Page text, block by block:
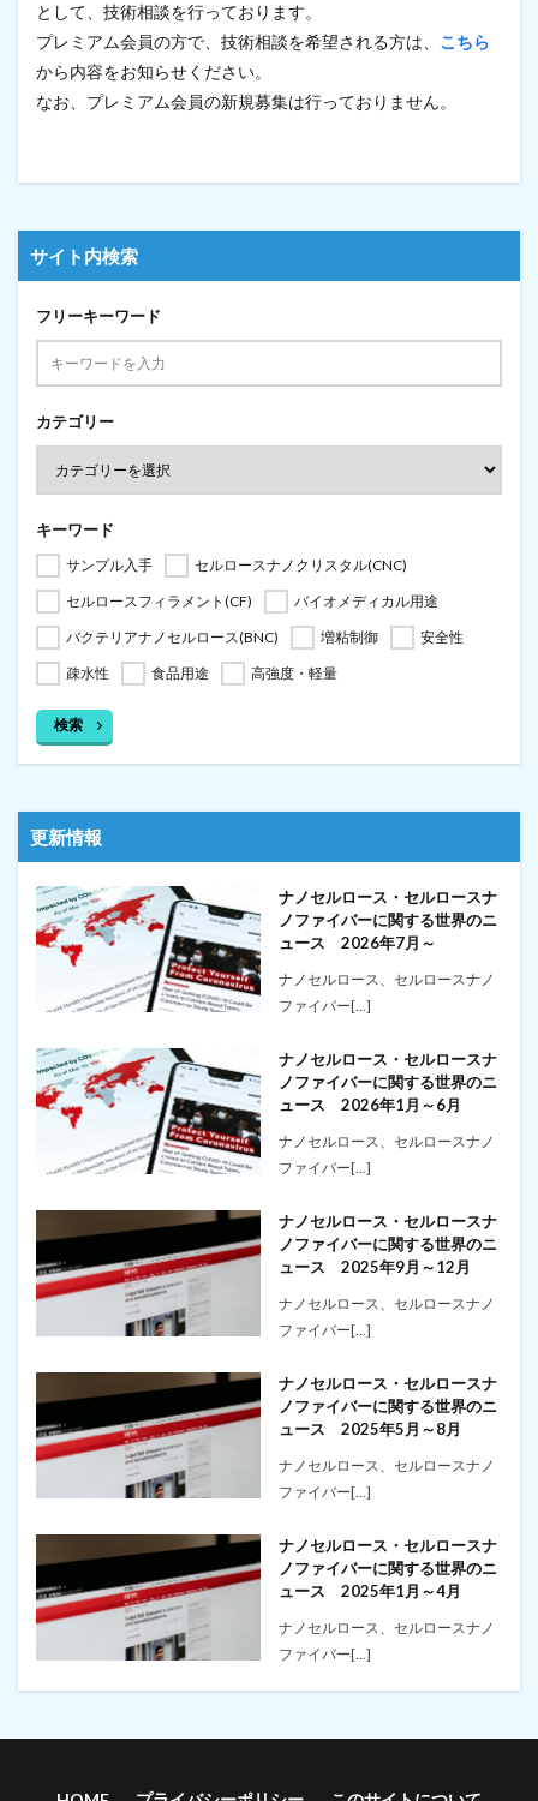
として、技術相談を行っております。
プレミアム会員の方で、技術相談を希望される方は、 こちら
から内容をお知らせください。
なお、プレミアム会員の新規募集は行っておりません。
サイト内検索
フリーキーワード
カテゴリー
キーワード
サンプル入手
セルロースナノクリスタル(CNC)
セルロースフィラメント(CF)
バイオメディカル用途
バクテリアナノセルロース(BNC)
増粘制御
安全性
疎水性
食品用途 高強度・軽量
検索
更新情報
ナノセルロース・セルロースナ
ノファイバーに関する世界のニ
ュース 2026年7月～
ナノセルロース、セルロースナノ
ファイバー[…]
ナノセルロース・セルロースナ
ノファイバーに関する世界のニ
ュース 2026年1月～6月
ナノセルロース、セルロースナノ
ファイバー[…]
ナノセルロース・セルロースナ
ノファイバーに関する世界のニ
ュース 2025年9月～12月
ナノセルロース、セルロースナノ
ファイバー[…]
ナノセルロース・セルロースナ
ノファイバーに関する世界のニ
ュース 2025年5月～8月
ナノセルロース、セルロースナノ
ファイバー[…]
ナノセルロース・セルロースナ
ノファイバーに関する世界のニ
ュース 2025年1月～4月
ナノセルロース、セルロースナノ
ファイバー[…]